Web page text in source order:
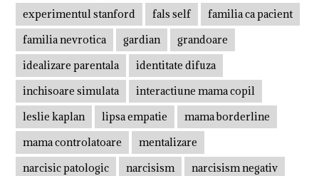
experimentul stanford
fals self
familia ca pacient
familia nevrotica
gardian
grandoare
idealizare parentala
identitate difuza
inchisoare simulata
interactiune mama copil
leslie kaplan
lipsa empatie
mama borderline
mama controlatoare
mentalizare
narcisic patologic
narcisism
narcisism negativ